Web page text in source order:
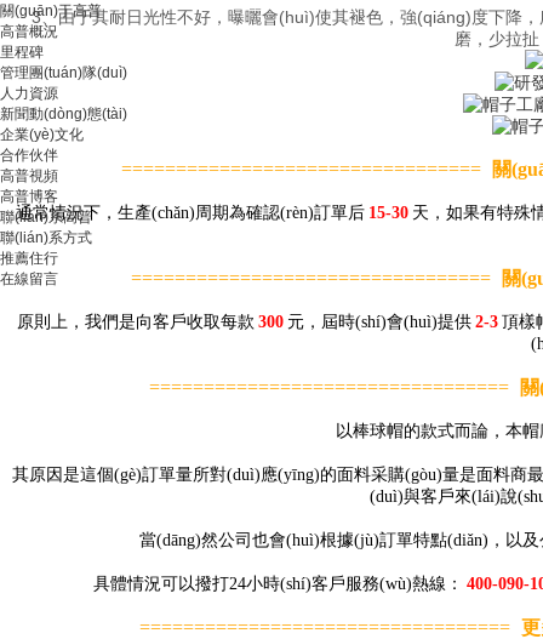
關(guān)于高普
高普概況
里程碑
管理團(tuán)隊(duì)
人力資源
新聞動(dòng)態(tài)
企業(yè)文化
合作伙伴
高普視頻
高普博客
聯(lián)系高普
聯(lián)系方式
推薦住行
在線留言
3、由于其耐日光性不好，曝曬會(huì)使其褪色，強(qiáng)度下降
磨，少拉
================================= 關
通常情況下，生產(chǎn)周期為確認(rèn)訂單后 15-30 天，如果有特殊
================================= 關
原則上，我們是向客戶收取每款 300 元，屆時(shí)會(huì)提供 2-3 頂樣
=================================
以棒球帽的款式而論，本
其原因是這個(gè)訂單量所對(duì)應(yīng)的面料采購(gòu)量是面料商
(duì)與客戶來(lái)說
當(dāng)然公司也會(huì)根據(jù)訂單特點(diǎn)，以
具體情況可以撥打24小時(shí)客戶服務(wù)熱線： 400-090-
==================================